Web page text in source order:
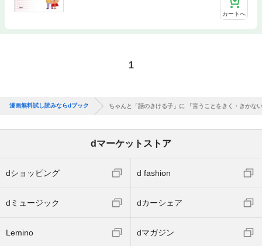
カートへ
1
漫画無料試し読みならdブック ちゃんと「話のきける子」に 「言うことをきく・きかな
dマーケットストア
dショッピング d fashion
dミュージック dカーシェア
Lemino dマガジン